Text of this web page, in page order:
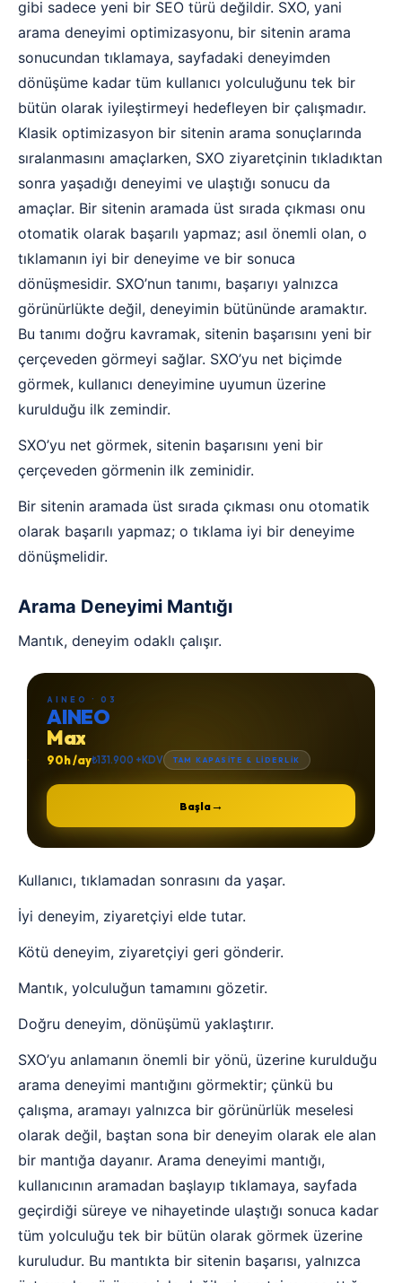
gibi sadece yeni bir SEO türü değildir. SXO, yani
arama deneyimi optimizasyonu, bir sitenin arama
sonucundan tıklamaya, sayfadaki deneyimden
dönüşüme kadar tüm kullanıcı yolculuğunu tek bir
bütün olarak iyileştirmeyi hedefleyen bir çalışmadır.
Klasik optimizasyon bir sitenin arama sonuçlarında
sıralanmasını amaçlarken, SXO ziyaretçinin tıkladıktan
sonra yaşadığı deneyimi ve ulaştığı sonucu da
amaçlar. Bir sitenin aramada üst sırada çıkması onu
otomatik olarak başarılı yapmaz; asıl önemli olan, o
tıklamanın iyi bir deneyime ve bir sonuca
dönüşmesidir. SXO’nun tanımı, başarıyı yalnızca
görünürlükte değil, deneyimin bütününde aramaktır.
Bu tanımı doğru kavramak, sitenin başarısını yeni bir
çerçeveden görmeyi sağlar. SXO’yu net biçimde
görmek, kullanıcı deneyimine uyumun üzerine
kurulduğu ilk zemindir.
SXO’yu net görmek, sitenin başarısını yeni bir
çerçeveden görmenin ilk zeminidir.
Bir sitenin aramada üst sırada çıkması onu otomatik
olarak başarılı yapmaz; o tıklama iyi bir deneyime
dönüşmelidir.
Arama Deneyimi Mantığı
Mantık, deneyim odaklı çalışır.
AINEO · 03
AINEO
Max
90h /ay₺131.900 +KDV TAM KAPASİTE & LİDERLİK
Başla→
Kullanıcı, tıklamadan sonrasını da yaşar.
İyi deneyim, ziyaretçiyi elde tutar.
Kötü deneyim, ziyaretçiyi geri gönderir.
Mantık, yolculuğun tamamını gözetir.
Doğru deneyim, dönüşümü yaklaştırır.
SXO’yu anlamanın önemli bir yönü, üzerine kurulduğu
arama deneyimi mantığını görmektir; çünkü bu
çalışma, aramayı yalnızca bir görünürlük meselesi
olarak değil, baştan sona bir deneyim olarak ele alan
bir mantığa dayanır. Arama deneyimi mantığı,
kullanıcının aramadan başlayıp tıklamaya, sayfada
geçirdiği süreye ve nihayetinde ulaştığı sonuca kadar
tüm yolculuğu tek bir bütün olarak görmek üzerine
kuruludur. Bu mantıkta bir sitenin başarısı, yalnızca